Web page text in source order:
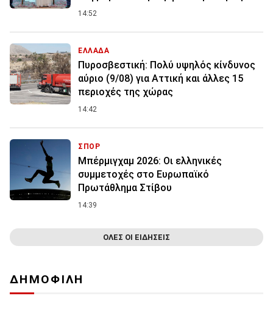
14:52
ΕΛΛΑΔΑ
Πυροσβεστική: Πολύ υψηλός κίνδυνος
αύριο (9/08) για Αττική και άλλες 15
περιοχές της χώρας
14:42
ΣΠΟΡ
Μπέρμιγχαμ 2026: Οι ελληνικές
συμμετοχές στο Ευρωπαϊκό
Πρωτάθλημα Στίβου
14:39
ΟΛΕΣ ΟΙ ΕΙΔΗΣΕΙΣ
ΔΗΜΟΦΙΛΗ